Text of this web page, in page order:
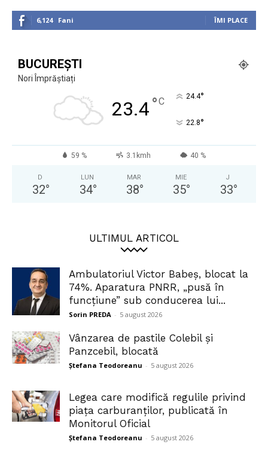
6,124 Fani ÎMI PLACE
BUCUREȘTI
Nori Împrăștiați
23.4°C 24.4°
22.8°
59 % 3.1kmh 40 %
D
32°
LUN
34°
MAR
38°
MIE
35°
J
33°
ULTIMUL ARTICOL
Ambulatoriul Victor Babeș, blocat la
74%. Aparatura PNRR, „pusă în
funcțiune” sub conducerea lui...
Sorin PREDA - 5 august 2026
Vânzarea de pastile Colebil și
Panzcebil, blocată
Ștefana Teodoreanu - 5 august 2026
Legea care modifică regulile privind
piața carburanților, publicată în
Monitorul Oficial
Ștefana Teodoreanu - 5 august 2026